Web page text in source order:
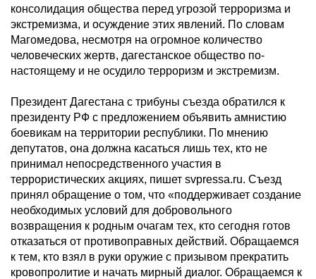
консолидация общества перед угрозой терроризма и
экстремизма, и осуждение этих явлений. По словам
Магомедова, несмотря на огромное количество
человеческих жертв, дагестанское общество по-
настоящему и не осудило терроризм и экстремизм.
Президент Дагестана с трибуны съезда обратился к
президенту РФ с предложением объявить амнистию
боевикам на территории республики. По мнению
депутатов, она должна касаться лишь тех, кто не
принимал непосредственного участия в
террористических акциях, пишет svpressa.ru. Съезд
принял обращение о том, что «поддерживает создание
необходимых условий для добровольного
возвращения к родным очагам тех, кто сегодня готов
отказаться от противоправных действий. Обращаемся
к тем, кто взял в руки оружие с призывом прекратить
кровопролитие и начать мирный диалог. Обращаемся к